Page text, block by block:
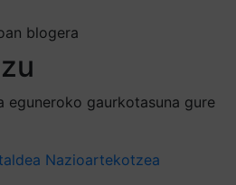
blogera
eguneroko gaurkotasuna gure
Nazioartekotzea